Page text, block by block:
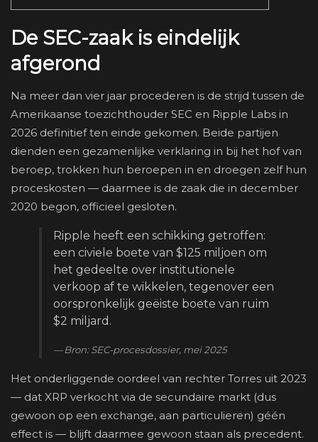
De SEC-zaak is eindelijk
afgerond
Na meer dan vier jaar procederen is de strijd tussen de
Amerikaanse toezichthouder SEC en Ripple Labs in
2026 definitief ten einde gekomen. Beide partijen
dienden een gezamenlijke verklaring in bij het hof van
beroep, trokken hun beroepen in en droegen zelf hun
proceskosten — daarmee is de zaak die in december
2020 begon, officieel gesloten.
Ripple heeft een schikking getroffen:
een civiele boete van $125 miljoen om
het gedeelte over institutionele
verkoop af te wikkelen, tegenover een
oorspronkelijk geëiste boete van ruim
$2 miljard.
Bron: SEC-procesdossier, mei 2025
Het onderliggende oordeel van rechter Torres uit 2023
— dat XRP verkocht via de secundaire markt (dus
gewoon op een exchange, aan particulieren) géén
effect is — blijft daarmee gewoon staan als precedent.